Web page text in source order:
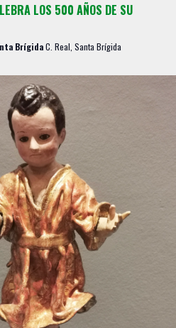
LOS 500 AÑOS DE SU
BrígidaC. Real, Santa Brígida